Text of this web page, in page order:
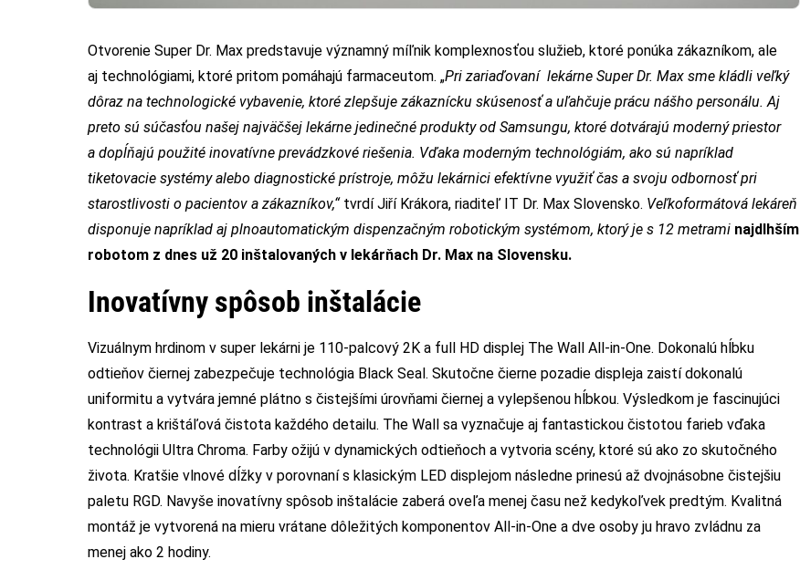
Otvorenie Super Dr. Max predstavuje významný míľnik komplexnosťou služieb, ktoré ponúka zákazníkom, ale
aj technológiami, ktoré pritom pomáhajú farmaceutom. „Pri zariaďovaní lekárne Super Dr. Max sme kládli veľký
dôraz na technologické vybavenie, ktoré zlepšuje zákaznícku skúsenosť a uľahčuje prácu nášho personálu. Aj
preto sú súčasťou našej najväčšej lekárne jedinečné produkty od Samsungu, ktoré dotvárajú moderný priestor
a dopĺňajú použité inovatívne prevádzkové riešenia. Vďaka moderným technológiám, ako sú napríklad
tiketovacie systémy alebo diagnostické prístroje, môžu lekárnici efektívne využiť čas a svoju odbornosť pri
starostlivosti o pacientov a zákazníkov,“ tvrdí Jiří Krákora, riaditeľ IT Dr. Max Slovensko. Veľkoformátová lekáreň
disponuje napríklad aj plnoautomatickým dispenzačným robotickým systémom, ktorý je s 12 metrami najdlhším
robotom z dnes už 20 inštalovaných v lekárňach Dr. Max na Slovensku.
Inovatívny spôsob inštalácie
Vizuálnym hrdinom v super lekárni je 110-palcový 2K a full HD displej The Wall All-in-One. Dokonalú hĺbku
odtieňov čiernej zabezpečuje technológia Black Seal. Skutočne čierne pozadie displeja zaistí dokonalú
uniformitu a vytvára jemné plátno s čistejšími úrovňami čiernej a vylepšenou hĺbkou. Výsledkom je fascinujúci
kontrast a krištáľová čistota každého detailu. The Wall sa vyznačuje aj fantastickou čistotou farieb vďaka
technológii Ultra Chroma. Farby ožijú v dynamických odtieňoch a vytvoria scény, ktoré sú ako zo skutočného
života. Kratšie vlnové dĺžky v porovnaní s klasickým LED displejom následne prinesú až dvojnásobne čistejšiu
paletu RGD. Navyše inovatívny spôsob inštalácie zaberá oveľa menej času než kedykoľvek predtým. Kvalitná
montáž je vytvorená na mieru vrátane dôležitých komponentov All-in-One a dve osoby ju hravo zvládnu za
menej ako 2 hodiny.